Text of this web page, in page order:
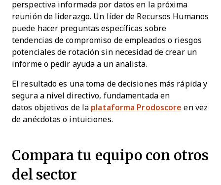
perspectiva informada por datos en la próxima
reunión de liderazgo. Un líder de Recursos Humanos
puede hacer preguntas específicas sobre
tendencias de compromiso de empleados o riesgos
potenciales de rotación sin necesidad de crear un
informe o pedir ayuda a un analista.
El resultado es una toma de decisiones más rápida y
segura a nivel directivo, fundamentada en
datos objetivos de la plataforma Prodoscore en vez
de anécdotas o intuiciones.
Compara tu equipo con otros
del sector